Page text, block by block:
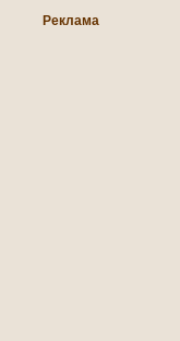
Реклама